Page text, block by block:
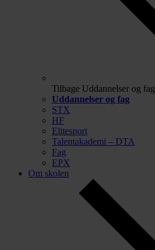
Tilbage Uddannelser og fag
Uddannelser og fag
STX
HF
Elitesport
Talentakademi – DTA
Fag
EPX
Om skolen